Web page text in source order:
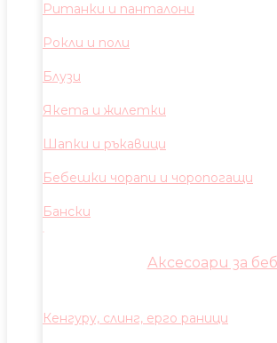
Ританки и панталони
Рокли и поли
Блузи
Якета и жилетки
Шапки и ръкавици
Бебешки чорапи и чоропогащи
Бански
Аксесоари за
Кенгуру, слинг, ерго раници